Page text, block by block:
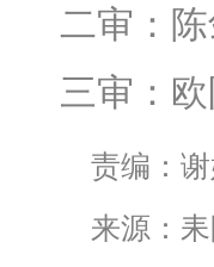
二审：
三审：
责编：
来源：